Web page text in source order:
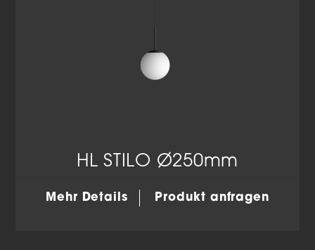
HL STILO Ø250mm
Mehr Details Produkt anfragen